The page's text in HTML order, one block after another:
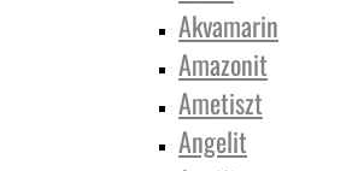
Akvamarin
Amazonit
Ametiszt
Angelit